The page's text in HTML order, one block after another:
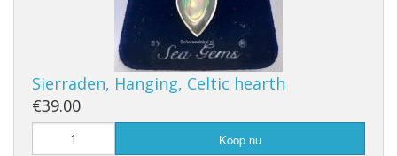
Sierraden, Hanging, Celtic hearth
€39.00
Koop nu